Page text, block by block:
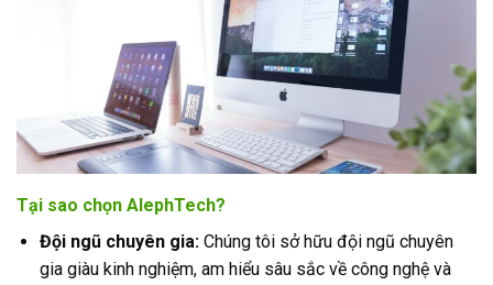
Tại sao chọn AlephTech?
Đội ngũ chuyên gia:Chúng tôi sở hữu đội ngũ chuyên
gia giàu kinh nghiệm, am hiểu sâu sắc về công nghệ và